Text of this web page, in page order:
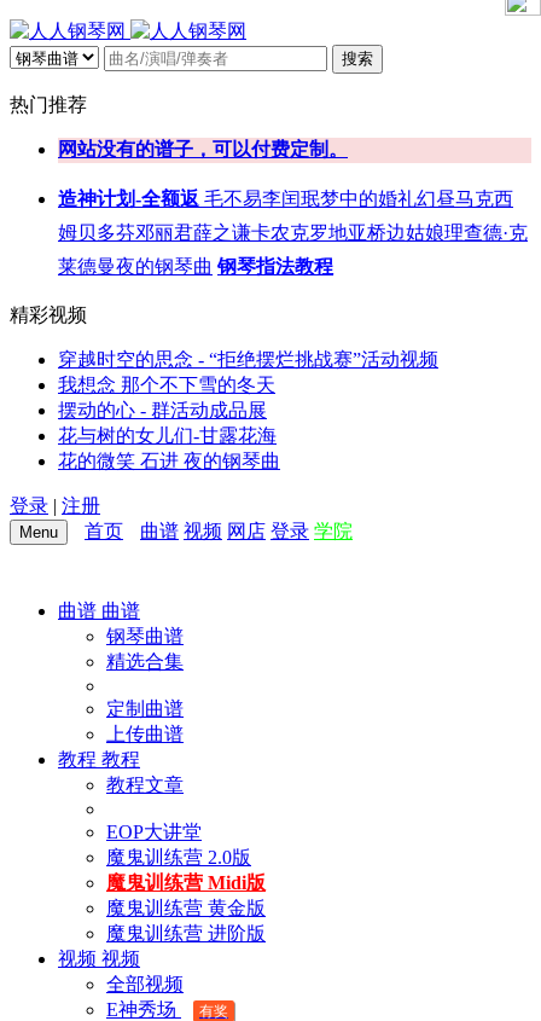
搜索
热门推荐
网站没有的谱子，可以付费定制。
造神计划-全额返 毛不易李闰珉梦中的婚礼幻昼马克西
姆贝多芬邓丽君薛之谦卡农克罗地亚桥边姑娘理查德·克
莱德曼夜的钢琴曲 钢琴指法教程
精彩视频
穿越时空的思念 - “拒绝摆烂挑战赛”活动视频
我想念 那个不下雪的冬天
摆动的心 - 群活动成品展
花与树的女儿们-甘露花海
花的微笑 石进 夜的钢琴曲
登录 | 注册
Menu 首页 曲谱 视频 网店 登录 学院
曲谱 曲谱
钢琴曲谱
精选合集
定制曲谱
上传曲谱
教程 教程
教程文章
EOP大讲堂
魔鬼训练营 2.0版
魔鬼训练营 Midi版
魔鬼训练营 黄金版
魔鬼训练营 进阶版
视频 视频
全部视频
E神秀场
有奖